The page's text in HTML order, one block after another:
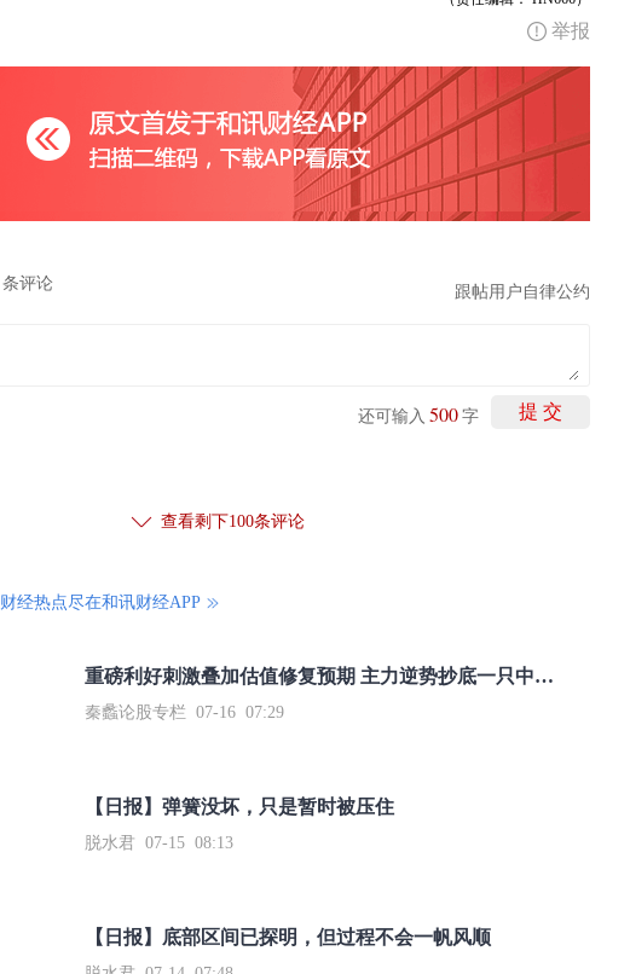
举报
条评论 跟帖用户自律公约
提 交
还可输入 500 字
查看剩下100条评论
财经热点尽在和讯财经APP
重磅利好刺激叠加估值修复预期 主力逆势抄底一只中药龙头股
秦蠡论股专栏 07-16 07:29
【日报】弹簧没坏，只是暂时被压住
脱水君 07-15 08:13
【日报】底部区间已探明，但过程不会一帆风顺